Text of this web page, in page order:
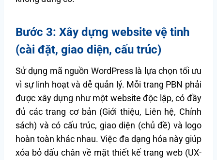
Bước 3: Xây dựng website vệ tinh
(cài đặt, giao diện, cấu trúc)
Sử dụng mã nguồn WordPress là lựa chọn tối ưu
vì sự linh hoạt và dễ quản lý. Mỗi trang PBN phải
được xây dựng như một website độc lập, có đầy
đủ các trang cơ bản (Giới thiệu, Liên hệ, Chính
sách) và có cấu trúc, giao diện (chủ đề) và logo
hoàn toàn khác nhau. Việc đa dạng hóa này giúp
xóa bỏ dấu chân về mặt thiết kế trang web (UX-